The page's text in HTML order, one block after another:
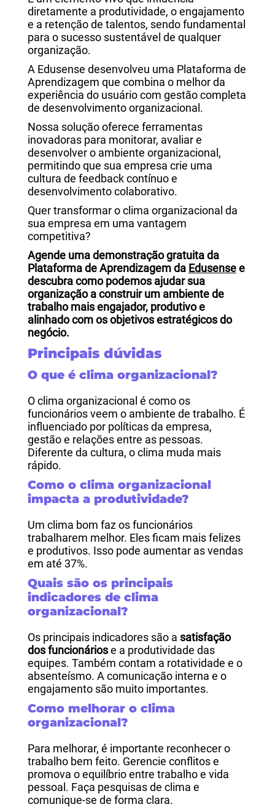
diretamente a produtividade, o engajamento
e a retenção de talentos, sendo fundamental
para o sucesso sustentável de qualquer
organização.
A Edusense desenvolveu uma Plataforma de
Aprendizagem que combina o melhor da
experiência do usuário com gestão completa
de desenvolvimento organizacional.
Nossa solução oferece ferramentas
inovadoras para monitorar, avaliar e
desenvolver o ambiente organizacional,
permitindo que sua empresa crie uma
cultura de feedback contínuo e
desenvolvimento colaborativo.
Quer transformar o clima organizacional da
sua empresa em uma vantagem
competitiva?
Agende uma demonstração gratuita da
Plataforma de Aprendizagem da Edusensee
descubra como podemos ajudar sua
organização a construir um ambiente de
trabalho mais engajador, produtivo e
alinhado com os objetivos estratégicos do
negócio.
Principais dúvidas
O que é clima organizacional?
O clima organizacional é como os
funcionários veem o ambiente de trabalho. É
influenciado por políticas da empresa,
gestão e relações entre as pessoas.
Diferente da cultura, o clima muda mais
rápido.
Como o clima organizacional
impacta a produtividade?
Um clima bom faz os funcionários
trabalharem melhor. Eles ficam mais felizes
e produtivos. Isso pode aumentar as vendas
em até 37%.
Quais são os principais
indicadores de clima
organizacional?
Os principais indicadores são a satisfação
dos funcionáriose a produtividade das
equipes. Também contam a rotatividade e o
absenteísmo. A comunicação interna e o
engajamento são muito importantes.
Como melhorar o clima
organizacional?
Para melhorar, é importante reconhecer o
trabalho bem feito. Gerencie conflitos e
promova o equilíbrio entre trabalho e vida
pessoal. Faça pesquisas de clima e
comunique-se de forma clara.